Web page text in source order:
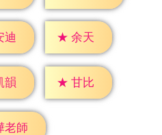
迪 ★ 余天
韻 ★ 甘比
老師